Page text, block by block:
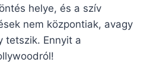
helye, és a szív
nem központiak, avagy
tetszik. Ennyit a